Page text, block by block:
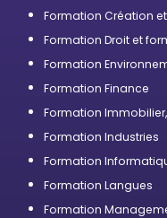
Formation Création
Formation Droit et
Formation
Formation Finance
Formation Immobilier,
Formation Industries
Formation
Formation Langues
Formation